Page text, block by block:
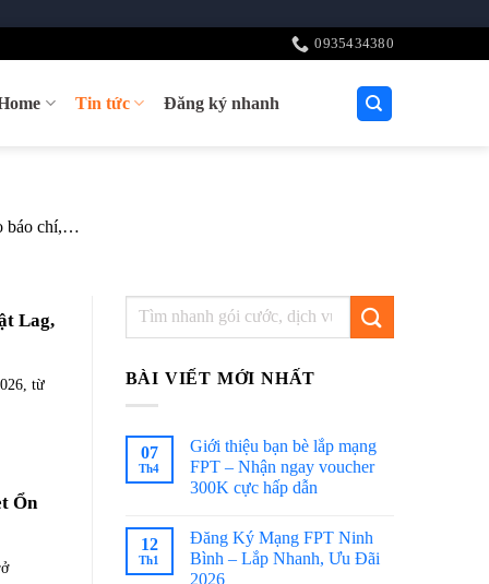
0935434380
Tin tức Đăng ký nhanh
báo chí,…
Lag,
từ
Ổn
BÀI VIẾT MỚI NHẤT
07
Th4
Giới thiệu bạn bè lắp mạng
FPT – Nhận ngay voucher
300K cực hấp dẫn
12
Th1
Đăng Ký Mạng FPT Ninh
Bình – Lắp Nhanh, Ưu Đãi
2026